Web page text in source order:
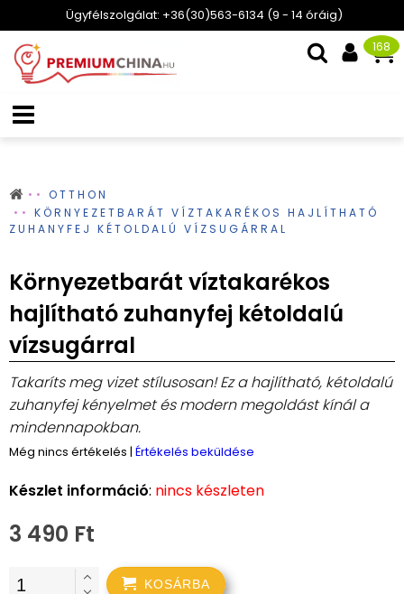
Ügyfélszolgálat: +36(30)563-6134 (9 - 14 óráig)
168
OTTHON
KÖRNYEZETBARÁT VÍZTAKARÉKOS HAJLÍTHATÓ
ZUHANYFEJ KÉTOLDALÚ VÍZSUGÁRRAL
Környezetbarát víztakarékos
hajlítható zuhanyfej kétoldalú
vízsugárral
Takaríts meg vizet stílusosan! Ez a hajlítható, kétoldalú
zuhanyfej kényelmet és modern megoldást kínál a
mindennapokban.
Még nincs értékelés | Értékelés beküldése
Készlet információ: nincs készleten
3 490 Ft
KOSÁRBA